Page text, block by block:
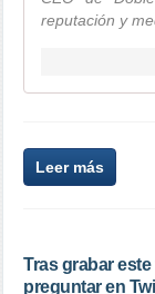
reputación y
Leer más
Tras grabar
preguntar en